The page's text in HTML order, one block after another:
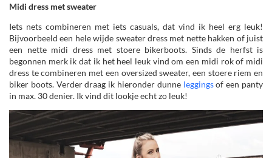
Midi dress met sweater
Iets nets combineren met iets casuals, dat vind ik heel erg leuk!
Bijvoorbeeld een hele wijde sweater dress met nette hakken of juist
een nette midi dress met stoere bikerboots. Sinds de herfst is
begonnen merk ik dat ik het heel leuk vind om een midi rok of midi
dress te combineren met een oversized sweater, een stoere riem en
biker boots. Verder draag ik hieronder dunne leggingsof een panty
in max. 30 denier. Ik vind dit lookje echt zo leuk!